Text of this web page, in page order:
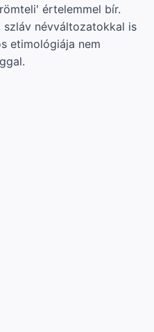
értelemmel bír.
szláv névváltozatokkal is
etimológiája nem